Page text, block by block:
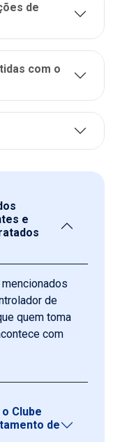
de
com o
e
de
quem toma
com
Clube
de